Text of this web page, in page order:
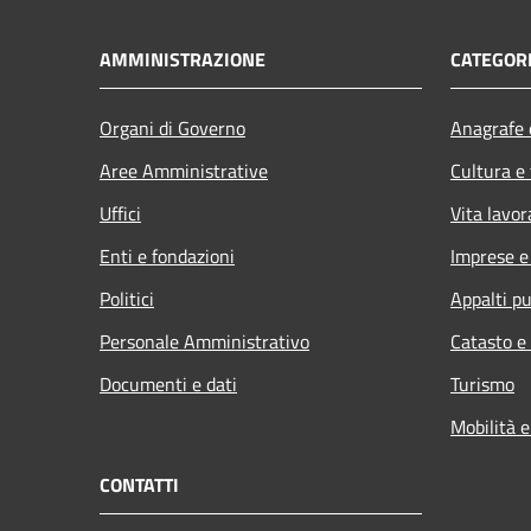
AMMINISTRAZIONE
Organi di Governo
Aree Amministrative
Uffici
Enti e fondazioni
Politici
Personale Amministrativo
Documenti e dati
Cultura
Vita
Imprese
Appalti
Catasto
Turismo
Mobilità
CONTATTI